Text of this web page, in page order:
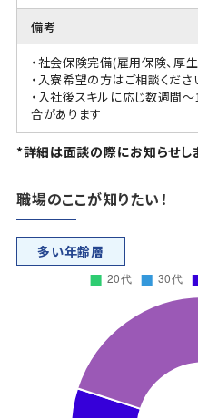
備考
・社会保険完備(雇用保険、厚
・入寮希望の方はご相談くださ
・入社後スキルに応じ数週間
合があります
*詳細は面談の際にお知らせし
職場のここが知りたい！
多い年齢層